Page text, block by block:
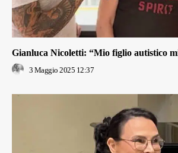
Gianluca Nicoletti: “Mio figlio autistico
3 Maggio 2025 12:37